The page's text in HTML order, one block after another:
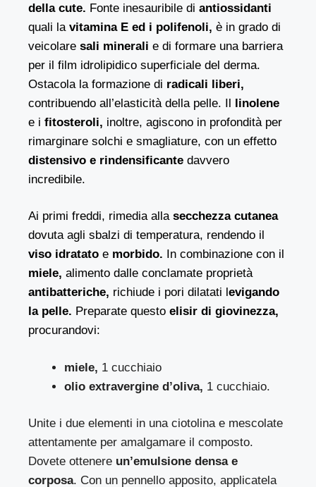
della cute. Fonte inesauribile diantiossidanti
quali lavitamina E ed i polifenoli, è in grado di
veicolaresali minerali e di formare una barriera
per il film idrolipidico superficiale del derma.
Ostacola la formazione di radicali liberi,
contribuendo all’elasticità della pelle. Il linolene
e ifitosteroli, inoltre, agiscono in profondità per
rimarginare solchi e smagliature, con un effetto
distensivo e rindensificante davvero
incredibile.
Ai primi freddi, rimedia allasecchezza cutanea
dovuta agli sbalzi di temperatura, rendendo il
viso idratato e morbido. In combinazione con il
miele, alimento dalle conclamate proprietà
antibatteriche, richiude i pori dilatati levigando
la pelle. Preparate questo elisir di giovinezza,
procurandovi:
miele, 1 cucchiaio
olio extravergine d’oliva, 1 cucchiaio.
Unite i due elementi in una ciotolina e mescolate
attentamente per amalgamare il composto.
Dovete ottenere un’emulsione densa e
corposa. Con un pennello apposito, applicatela